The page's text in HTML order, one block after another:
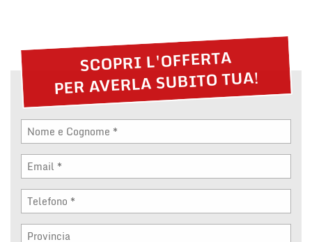
SCOPRI L'OFFERTA
PER AVERLA SUBITO TUA!
Cookie necessari
Cookie delle preferenze
Cookie per il miglioramento dell'esperienza utente
Cookie analitici
Cookie di marketing